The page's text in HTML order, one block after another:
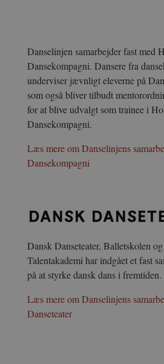
Danselinjen samarbejder fast med
Dansekompagni. Dansere fra
underviser jævnligt eleverne på
som også bliver tilbudt
for at blive udvalgt som trainee i
Dansekompagni.
Læs mere om Danselinjens
Dansekompagni
Dansk Danseteater, Balletskolen og
Talentakademi harindgået et fast
på at styrke dansk dans i fremtiden.
Læs mere om Danselinjens
Danseteater